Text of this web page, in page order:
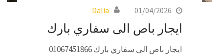
01/04/2026
Dalia
ايجار باص الى سفاري بارك
ايجار باص الى سفاري بارك 01067451866